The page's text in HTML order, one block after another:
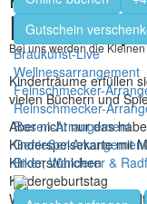
Gutschein
Braukunst-Live
Wellnessarrangement
Feinschmecker-
Reinschmecker-
Rosen-Arrangement
Genießer-Arrangement
Biker, Wanderer &
Bei uns werden die
Kinderträume erfüllen
vielen Büchern und
Aber nicht nur das
Kinderspeisekarte mit
Kinderstühlchen
Kindergeburtstag
Wickelraum und